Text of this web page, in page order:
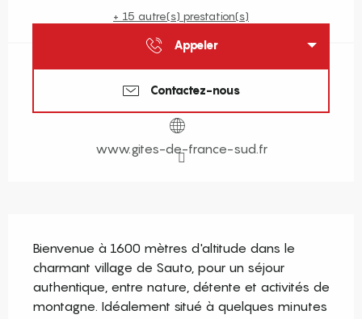
+ 15 autre(s) prestation(s)
Appeler
Contactez-nous
www.gites-de-france-sud.fr
Bienvenue à 1600 mètres d'altitude dans le
charmant village de Sauto, pour un séjour
authentique, entre nature, détente et activités de
montagne. Idéalement situé à quelques minutes